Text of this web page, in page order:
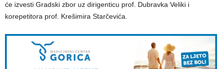
će izvesti Gradski zbor uz dirigenticu prof. Dubravka Veliki i
korepetitora prof. Krešimira Starčevića.